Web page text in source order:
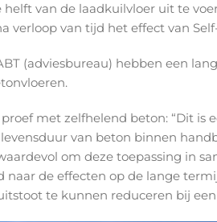
van de laadkuilvloer uit te
verloop van tijd het effect van
(adviesbureau) hebben een
met zelfhelend beton: “Dit is
van beton binnen
om deze toepassing in
naar de effecten op de lange
te kunnen reduceren bij een